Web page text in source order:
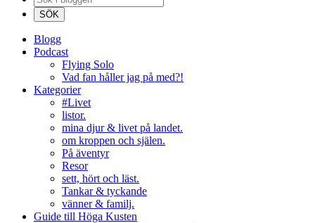
Blogg
Podcast
Flying Solo
Vad fan håller jag på med?!
Kategorier
#Livet
listor.
mina djur & livet på landet.
om kroppen och själen.
På äventyr
Resor
sett, hört och läst.
Tankar & tyckande
vänner & familj.
Guide till Höga Kusten